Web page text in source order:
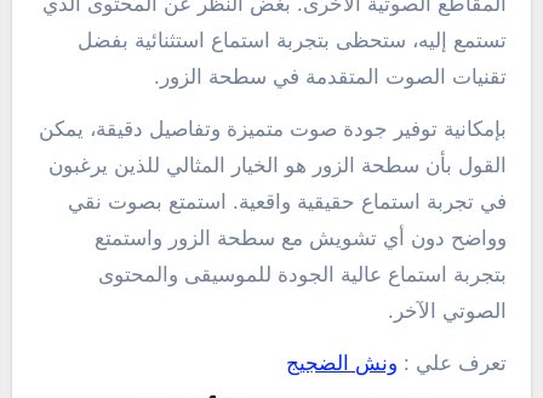
تستمع إليه، ستحظى بتجربة استماع استثنائية بفضل
تقنيات الصوت المتقدمة في سطحة الزور.
بإمكانية توفير جودة صوت متميزة وتفاصيل دقيقة، يمكن
القول بأن سطحة الزور هو الخيار المثالي للذين يرغبون
في تجربة استماع حقيقية واقعية. استمتع بصوت نقي
وواضح دون أي تشويش مع سطحة الزور واستمتع
بتجربة استماع عالية الجودة للموسيقى والمحتوى
الصوتي الآخر.
تعرف علي : ونش الضجيج